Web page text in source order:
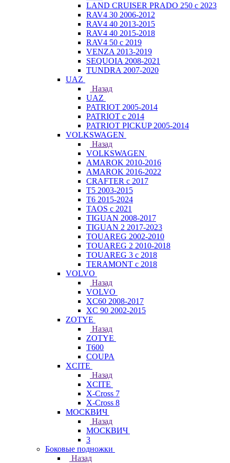
LAND CRUISER PRADO 250 с 2023
RAV4 30 2006-2012
RAV4 40 2013-2015
RAV4 40 2015-2018
RAV4 50 с 2019
VENZA 2013-2019
SEQUOIA 2008-2021
TUNDRA 2007-2020
UAZ
Назад
UAZ
PATRIOT 2005-2014
PATRIOT с 2014
PATRIOT PICKUP 2005-2014
VOLKSWAGEN
Назад
VOLKSWAGEN
AMAROK 2010-2016
AMAROK 2016-2022
CRAFTER с 2017
T5 2003-2015
T6 2015-2024
TAOS с 2021
TIGUAN 2008-2017
TIGUAN 2 2017-2023
TOUAREG 2002-2010
TOUAREG 2 2010-2018
TOUAREG 3 с 2018
TERAMONT с 2018
VOLVO
Назад
VOLVO
XC60 2008-2017
XC 90 2002-2015
ZOTYE
Назад
ZOTYE
T600
COUPA
XCITE
Назад
XCITE
X-Cross 7
X-Cross 8
МОСКВИЧ
Назад
МОСКВИЧ
3
Боковые подножки
Назад